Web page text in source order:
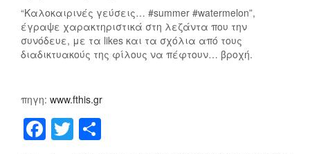
“Καλοκαιρινές γεύσεις… #summer #watermelon”,
έγραψε χαρακτηριστικά στη λεζάντα που την
συνόδευε, με τα likes και τα σχόλια από τους
διαδικτυακούς της φίλους να πέφτουν… βροχή.
πηγη: www.fthis.gr
F T